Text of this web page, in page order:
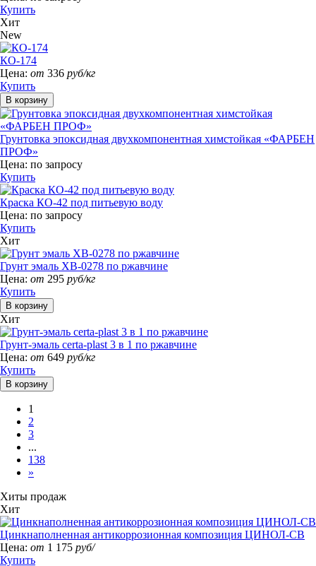
Купить
Хит
New
КО-174
Цена: от 336 руб/кг
Купить
Грунтовка эпоксидная двухкомпонентная химстойкая «ФАРБЕН
ПРОФ»
Цена: по запросу
Купить
Краска КО-42 под питьевую воду
Цена: по запросу
Купить
Хит
Грунт эмаль ХВ-0278 по ржавчине
Цена: от 295 руб/кг
Купить
Хит
Грунт-эмаль certa-plast 3 в 1 по ржавчине
Цена: от 649 руб/кг
Купить
1
2
3
...
138
»
Хиты продаж
Хит
Цинкнаполненная антикоррозионная композиция ЦИНОЛ-СВ
Цена: от 1 175 руб/
Купить